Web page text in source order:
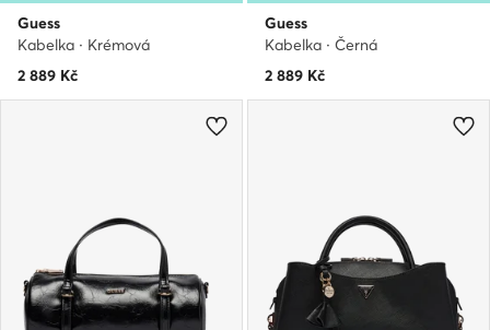
Guess
Kabelka · Krémová
2 889 Kč
Guess
Kabelka · Černá
2 889 Kč